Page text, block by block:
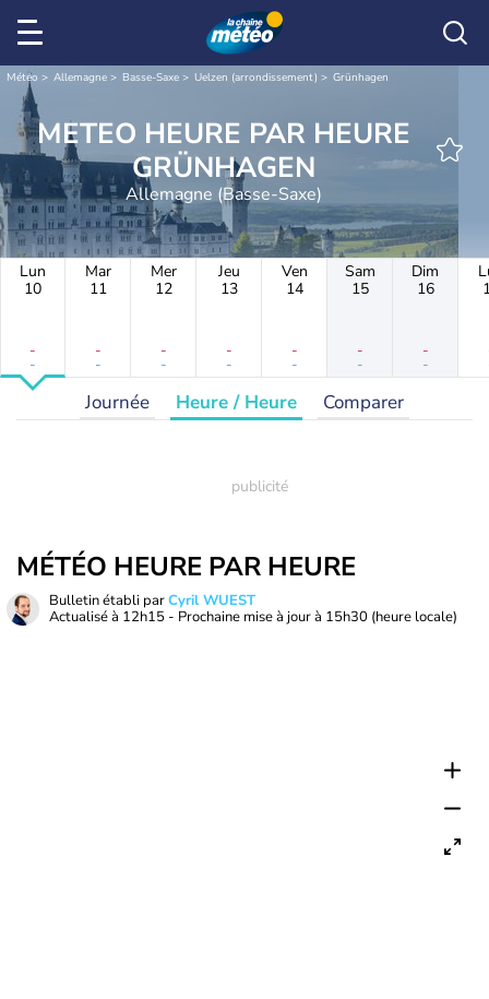
Météo Allemagne Basse-Saxe Uelzen (arrondissement) Grünhagen
METEO HEURE PAR HEURE
GRÜNHAGEN
Allemagne (Basse-Saxe)
Lun
10
-
-
Mar
11
-
-
Mer
12
-
-
Jeu
13
-
-
Ven
14
-
-
Sam
15
-
-
Dim
16
-
-
Journée Heure / Heure Comparer
MÉTÉO HEURE PAR HEURE
Bulletin établi parCyril WUEST
Actualisé à 12h15 - Prochaine mise à jour à 15h30 (heure locale)